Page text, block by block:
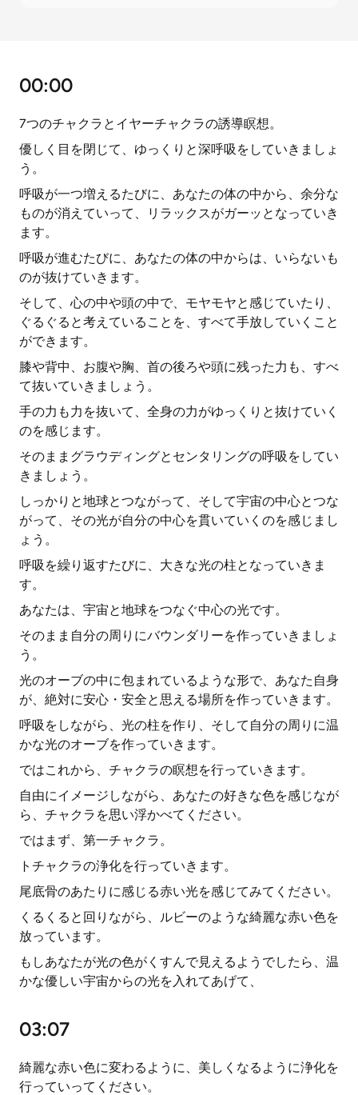
00:00
7つのチャクラとイヤーチャクラの誘導瞑想。
優しく目を閉じて、ゆっくりと深呼吸をしていきましょ
う。
呼吸が一つ増えるたびに、あなたの体の中から、余分な
ものが消えていって、リラックスがガーッとなっていき
ます。
呼吸が進むたびに、あなたの体の中からは、いらないも
のが抜けていきます。
そして、心の中や頭の中で、モヤモヤと感じていたり、
ぐるぐると考えていることを、すべて手放していくこと
ができます。
膝や背中、お腹や胸、首の後ろや頭に残った力も、すべ
て抜いていきましょう。
手の力も力を抜いて、全身の力がゆっくりと抜けていく
のを感じます。
そのままグラウディングとセンタリングの呼吸をしてい
きましょう。
しっかりと地球とつながって、そして宇宙の中心とつな
がって、その光が自分の中心を貫いていくのを感じまし
ょう。
呼吸を繰り返すたびに、大きな光の柱となっていきま
す。
あなたは、宇宙と地球をつなぐ中心の光です。
そのまま自分の周りにバウンダリーを作っていきましょ
う。
光のオーブの中に包まれているような形で、あなた自身
が、絶対に安心・安全と思える場所を作っていきます。
呼吸をしながら、光の柱を作り、そして自分の周りに温
かな光のオーブを作っていきます。
ではこれから、チャクラの瞑想を行っていきます。
自由にイメージしながら、あなたの好きな色を感じなが
ら、チャクラを思い浮かべてください。
ではまず、第一チャクラ。
トチャクラの浄化を行っていきます。
尾底骨のあたりに感じる赤い光を感じてみてください。
くるくると回りながら、ルビーのような綺麗な赤い色を
放っています。
もしあなたが光の色がくすんで見えるようでしたら、温
かな優しい宇宙からの光を入れてあげて、
03:07
綺麗な赤い色に変わるように、美しくなるように浄化を
行っていってください。